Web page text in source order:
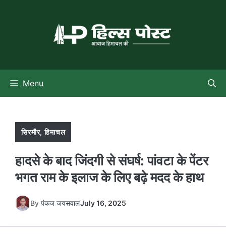
Menu
सिरमौर,हिमाचल
हादसे के बाद जिंदगी से संघर्ष: पांवटा के पेंटर
भगत राम के इलाज के लिए बढ़े मदद के हाथ
By पंकज जयसवालJuly 16, 2025